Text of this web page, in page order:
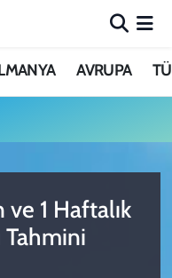
AVRUPA
ve 1 Haftalık
Fikstür